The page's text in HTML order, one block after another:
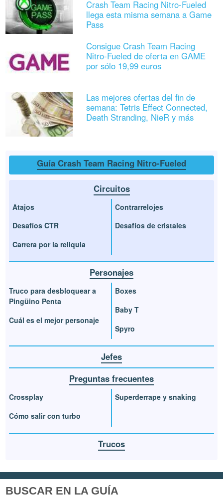
Crash Team Racing Nitro-Fueled
llega esta misma semana a Game
Pass
Consigue Crash Team Racing
Nitro-Fueled de oferta en GAME
por sólo 19,99 euros
Las mejores ofertas del fin de
semana: Tetris Effect Connected,
Death Stranding, NieR y más
Guía Crash Team Racing Nitro-Fueled
Circuitos
Atajos
Desafíos CTR
Carrera por la reliquia
Contrarrelojes
Desafíos de cristales
Personajes
Truco para desbloquear a
Pingüino Penta
Cuál es el mejor personaje
Boxes
Baby T
Spyro
Jefes
Preguntas frecuentes
Crossplay
Cómo salir con turbo
Superderrape y snaking
Trucos
BUSCAR EN LA GUÍA